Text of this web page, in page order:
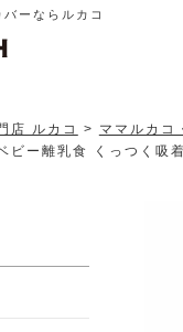
ーならルカコ
店 ルカコ
ママルカコ
ビー離乳食 くっつく